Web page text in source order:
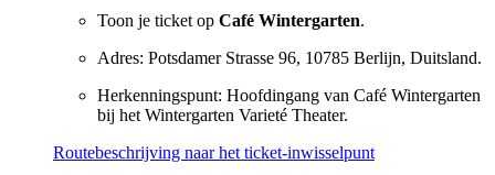
Toon je ticket op Café Wintergarten.
Adres: Potsdamer Strasse 96, 10785 Berlijn, Duitsland.
Herkenningspunt: Hoofdingang van Café Wintergarten
bij het Wintergarten Varieté Theater.
Routebeschrijving naar het ticket-inwisselpunt